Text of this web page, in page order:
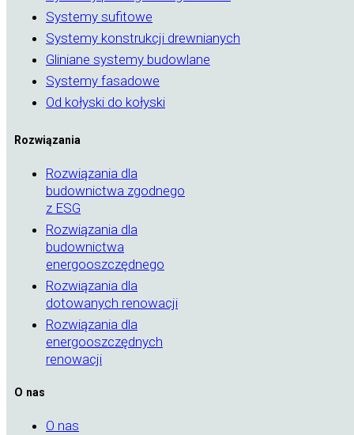
Systemy sufitowe
Systemy konstrukcji drewnianych
Gliniane systemy budowlane
Systemy fasadowe
Od kołyski do kołyski
Rozwiązania
Rozwiązania dla
budownictwa zgodnego
z ESG
Rozwiązania dla
budownictwa
energooszczędnego
Rozwiązania dla
dotowanych renowacji
Rozwiązania dla
energooszczędnych
renowacji
O nas
O nas